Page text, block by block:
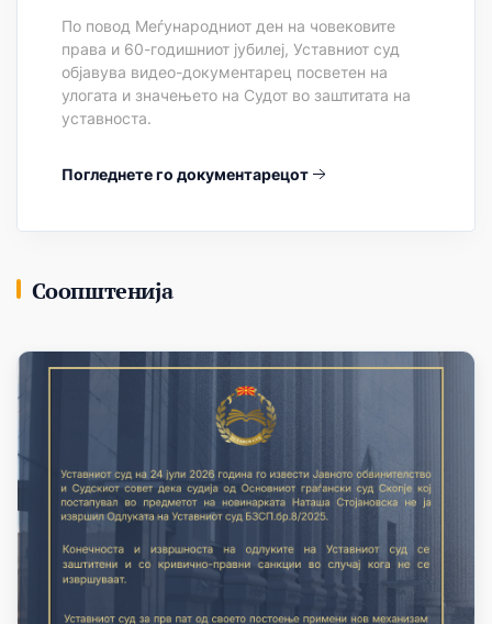
По повод Меѓународниот ден на човековите
права и 60-годишниот јубилеј, Уставниот суд
објавува видео-документарец посветен на
улогата и значењето на Судот во заштитата на
уставноста.
Погледнете го документарецот
Соопштенија